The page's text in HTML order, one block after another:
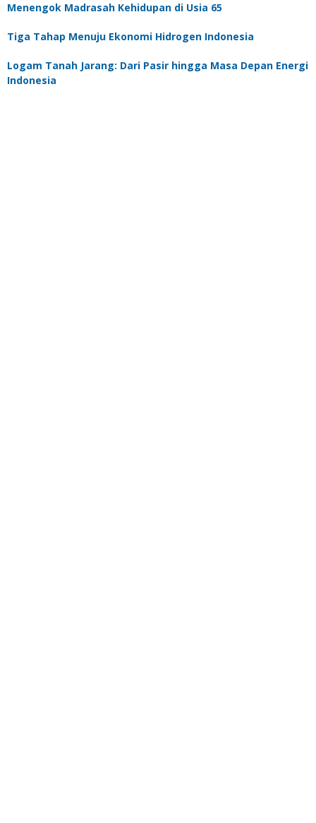
Menengok Madrasah Kehidupan di Usia 65
Tiga Tahap Menuju Ekonomi Hidrogen Indonesia
Logam Tanah Jarang: Dari Pasir hingga Masa Depan Energi
Indonesia